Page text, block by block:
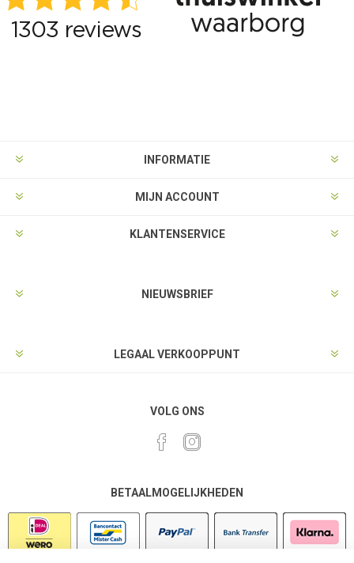
INFORMATIE
MIJN ACCOUNT
KLANTENSERVICE
NIEUWSBRIEF
LEGAAL VERKOOPPUNT
VOLG ONS
BETAALMOGELIJKHEDEN